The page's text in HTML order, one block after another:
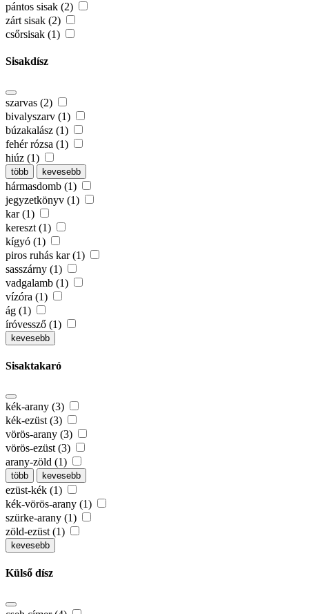
pántos sisak (2)
zárt sisak (2)
csőrsisak (1)
Sisakdísz
szarvas (2)
bivalyszarv (1)
búzakalász (1)
fehér rózsa (1)
hiúz (1)
több kevesebb
hármasdomb (1)
jegyzetkönyv (1)
kar (1)
kereszt (1)
kígyó (1)
piros ruhás kar (1)
sasszárny (1)
vadgalamb (1)
vízóra (1)
ág (1)
íróvessző (1)
kevesebb
Sisaktakaró
kék-arany (3)
kék-ezüst (3)
vörös-arany (3)
vörös-ezüst (3)
arany-zöld (1)
több kevesebb
ezüst-kék (1)
kék-vörös-arany (1)
szürke-arany (1)
zöld-ezüst (1)
kevesebb
Külső dísz